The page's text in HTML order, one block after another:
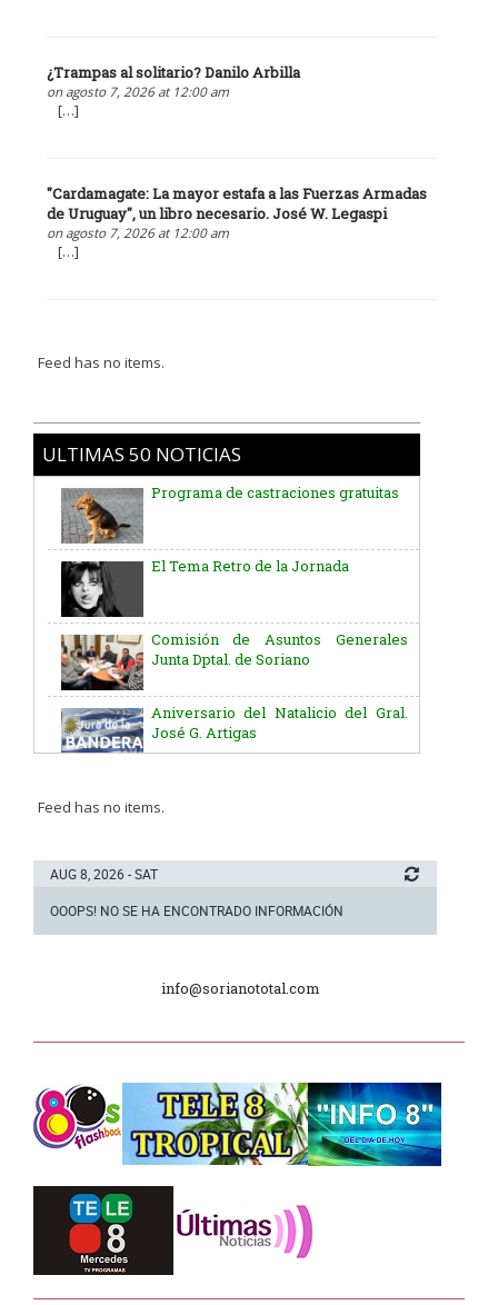
¿Trampas al solitario? Danilo Arbilla
on agosto 7, 2026 at 12:00 am
[…]
"Cardamagate: La mayor estafa a las Fuerzas Armadas
de Uruguay", un libro necesario. José W. Legaspi
on agosto 7, 2026 at 12:00 am
[…]
Feed has no items.
ULTIMAS 50 NOTICIAS
Programa de castraciones gratuitas
El Tema Retro de la Jornada
Comisión de Asuntos Generales
Junta Dptal. de Soriano
Aniversario del Natalicio del Gral.
José G. Artigas
Junta Dptal. de Soriano
5ª y 6ª fecha de los campeonatos
Plan de Regularización de Adeudos
Día Internacional de los Museos
Dpto. de Higiene de la Intendencia.
Tele 8 Tropical – bloque 01
Feed has no items.
AUG 8, 2026 - SAT
OOOPS! NO SE HA ENCONTRADO INFORMACIÓN
info@sorianototal.com